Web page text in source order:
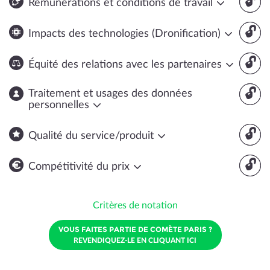
Rémunérations et conditions de travail
🔓
Impacts des technologies (Dronification)
🔓
Équité des relations avec les partenaires
🔓
Traitement et usages des données
personnelles
🔓
Qualité du service/produit
🔓
Compétitivité du prix
Critères de notation
VOUS FAITES PARTIE DE COMÈTE PARIS ?
REVENDIQUEZ-LE EN CLIQUANT ICI